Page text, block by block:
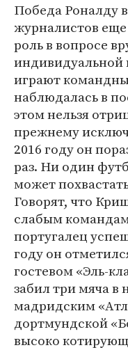
Победа Роналду
журналистов
роль в вопросе
индивидуальной
играют
наблюдалась в
этом нельзя
прежнему
2016 году он
раз. Ни один
может
Говорят, что
слабым
португалец
году он
гостевом «Эль-
забил три мяча в
мадридским
дортмундской
высоко